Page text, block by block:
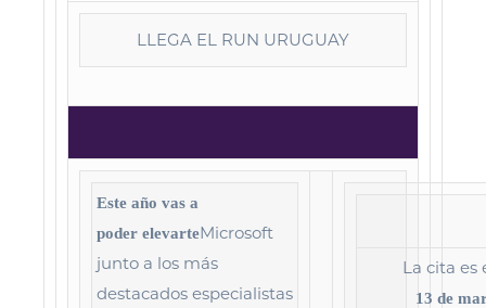
LLEGA EL RUN URUGUAY
Este año vas a
poder elevarteMicrosoft
junto a los más
destacados especialistas
La cita es
13 de